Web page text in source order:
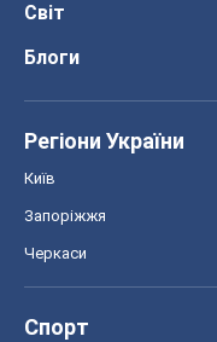
Світ
Блоги
Регіони України
Київ
Запоріжжя
Черкаси
Спорт